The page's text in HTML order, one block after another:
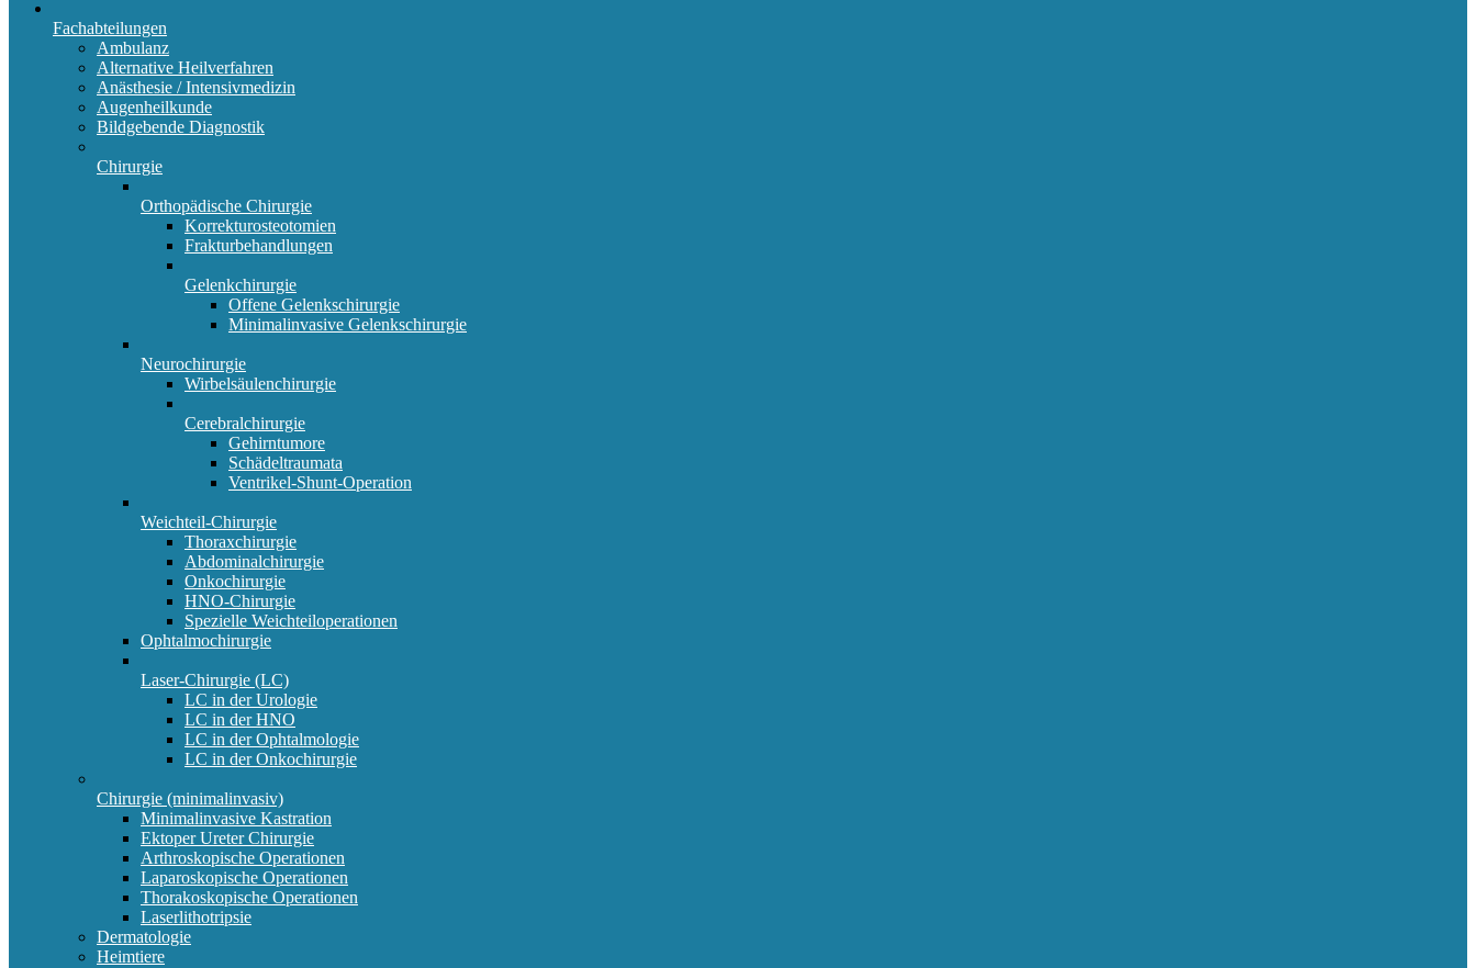
Fachabteilungen
Ambulanz
Alternative Heilverfahren
Anästhesie / Intensivmedizin
Augenheilkunde
Bildgebende Diagnostik
Chirurgie
Orthopädische Chirurgie
Korrekturosteotomien
Frakturbehandlungen
Gelenkchirurgie
Offene Gelenkschirurgie
Minimalinvasive Gelenkschirurgie
Neurochirurgie
Wirbelsäulenchirurgie
Cerebralchirurgie
Gehirntumore
Schädeltraumata
Ventrikel-Shunt-Operation
Weichteil-Chirurgie
Thoraxchirurgie
Abdominalchirurgie
Onkochirurgie
HNO-Chirurgie
Spezielle Weichteiloperationen
Ophtalmochirurgie
Laser-Chirurgie (LC)
LC in der Urologie
LC in der HNO
LC in der Ophtalmologie
LC in der Onkochirurgie
Chirurgie (minimalinvasiv)
Minimalinvasive Kastration
Ektoper Ureter Chirurgie
Arthroskopische Operationen
Laparoskopische Operationen
Thorakoskopische Operationen
Laserlithotripsie
Dermatologie
Heimtiere